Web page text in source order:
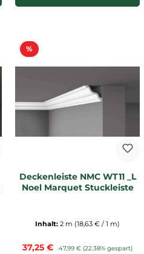
%Rabatt
Deckenleiste NMC WT11 _L
Noel Marquet Stuckleiste
Inhalt: 2 m (18,63 € / 1 m)
Verkaufspreis:
37,25 € Regulärer Preis:
47,99 € (22.38% gespart)